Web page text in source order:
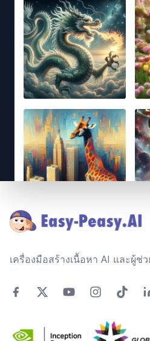
เครื่องมือสร้างเนื้อหา AI และผู้